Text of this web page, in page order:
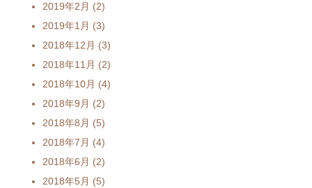
2019年2月 (2)
2019年1月 (3)
2018年12月 (3)
2018年11月 (2)
2018年10月 (4)
2018年9月 (2)
2018年8月 (5)
2018年7月 (4)
2018年6月 (2)
2018年5月 (5)